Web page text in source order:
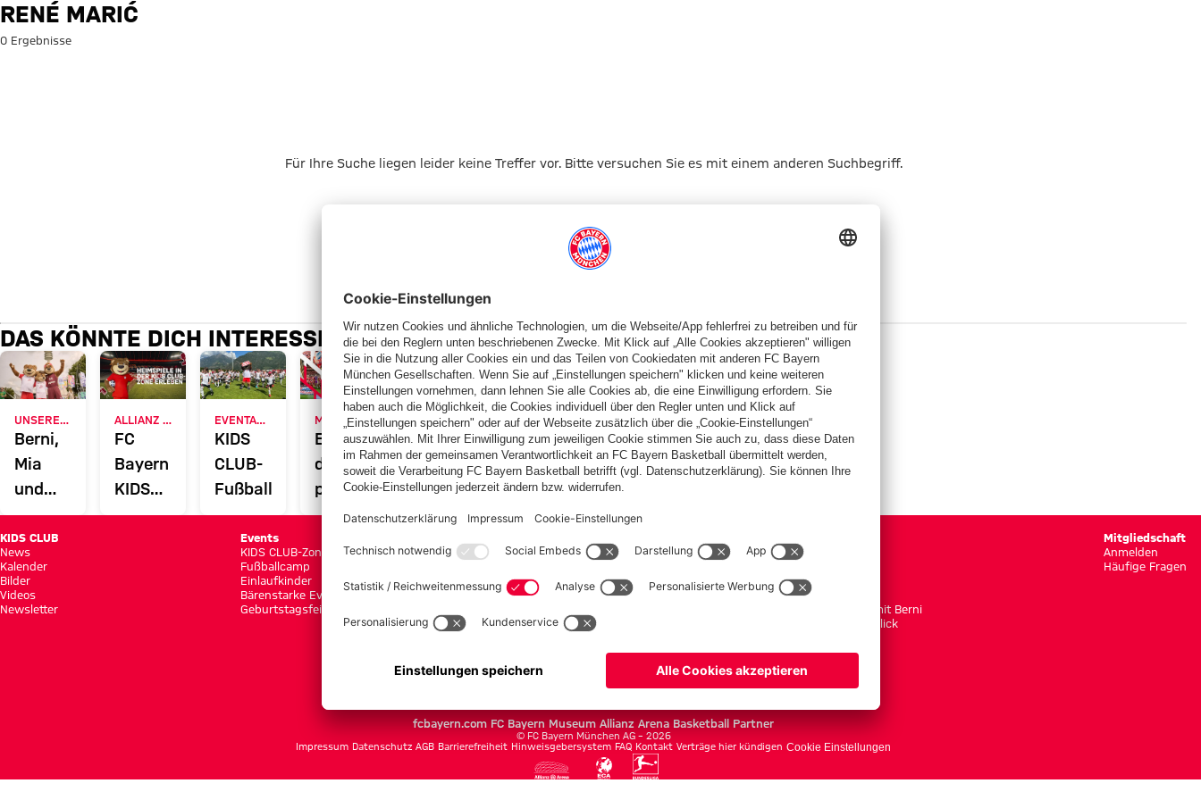
Suche: René Marić
RENÉ MARIĆ
0 Ergebnisse
Für Ihre Suche liegen leider keine Treffer vor. Bitte versuchen Sie es mit einem anderen Suchbegriff.
DAS KÖNNTE DICH INTERESSIEREN
UNSERE MASKOTTCHEN
Berni,
Mia
und
Ben
ALLIANZ ARENA
FC
Bayern
KIDS
CLUB-
EVENTANMELDUNG
KIDS
CLUB-
Fußballcamps
MYFCBAYERN
Entdecke
deinen
persönlichen
Fanbereich
KIDS CLUB
News
Kalender
Bilder
Videos
Newsletter
Events
KIDS CLUB-Zone
Fußballcamp
Einlaufkinder
Bärenstarke Events
Geburtstagsfeier
Spieler
Säbener Straße
Autogrammkarten
Partner
Memoryspaß
Berni schaut
Unterwegs mit Berni
Bernis Rückklick
Mitgliedschaft
Anmelden
Häufige Fragen
fcbayern.com FC Bayern Museum Allianz Arena Basketball Partner
© FC Bayern München AG – 2026
Impressum Datenschutz AGB Barrierefreiheit Hinweisgebersystem FAQ Kontakt Verträge hier kündigen Cookie Einstellungen